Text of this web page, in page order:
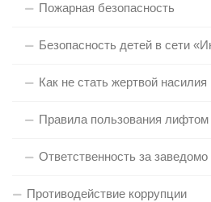
Пожарная безопасность
Безопасность детей в сети
Как не стать жертвой насилия
Правила пользования лифтом
Ответственность за
Противодействие коррупции